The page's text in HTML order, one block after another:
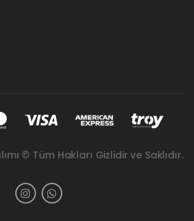
© Tüm Hakları Gizlidir ve Saklıdır.